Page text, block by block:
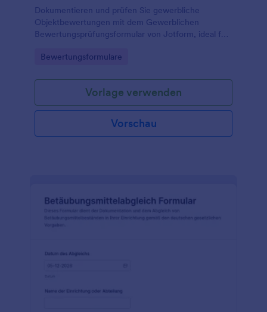
Dokumentieren und prüfen Sie gewerbliche
Objektbewertungen mit dem Gewerblichen
Bewertungsprüfungsformular von Jotform, ideal für
Finanz- und Versicherungsbereiche.
Go to Category:
Bewertungsformulare
Vorlage verwenden
Vorschau